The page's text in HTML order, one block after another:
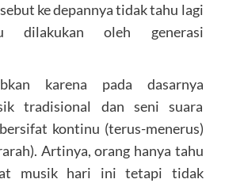
ke depannya tidak tahu lagi
dilakukan oleh generasi
karena pada dasarnya
tradisional dan seni suara
kontinu (terus-menerus)
Artinya, orang hanya tahu
musik hari ini tetapi tidak